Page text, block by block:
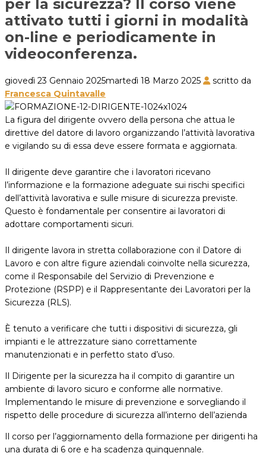
per la sicurezza? Il corso viene
attivato tutti i giorni in modalità
on-line e periodicamente in
videoconferenza.
giovedì 23 Gennaio 2025martedì 18 Marzo 2025
scritto da
Francesca Quintavalle
La figura del dirigente ovvero della persona che attua le
direttive del datore di lavoro organizzando l’attività lavorativa
e vigilando su di essa deve essere formata e aggiornata.
Il dirigente deve garantire che i lavoratori ricevano
l’informazione e la formazione adeguate sui rischi specifici
dell’attività lavorativa e sulle misure di sicurezza previste.
Questo è fondamentale per consentire ai lavoratori di
adottare comportamenti sicuri.
Il dirigente lavora in stretta collaborazione con il Datore di
Lavoro e con altre figure aziendali coinvolte nella sicurezza,
come il Responsabile del Servizio di Prevenzione e
Protezione (RSPP) e il Rappresentante dei Lavoratori per la
Sicurezza (RLS).
È tenuto a verificare che tutti i dispositivi di sicurezza, gli
impianti e le attrezzature siano correttamente
manutenzionati e in perfetto stato d’uso.
Il Dirigente per la sicurezza ha il compito di garantire un
ambiente di lavoro sicuro e conforme alle normative.
Implementando le misure di prevenzione e sorvegliando il
rispetto delle procedure di sicurezza all’interno dell’azienda
Il corso per l’aggiornamento della formazione per dirigenti ha
una durata di 6 ore e ha scadenza quinquennale.